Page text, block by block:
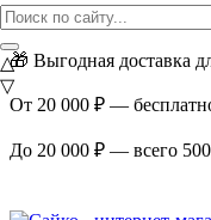
ВНИМАНИЕ АКЦИЯ!
🎁 Выгодная доставка
От 20 000 ₽ —
До 20 000 ₽ — всего
△
▽